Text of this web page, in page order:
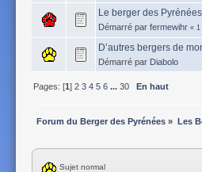
Le berger des
Démarré par fermewihr « 1
D’autres bergers de
Démarré par Diabolo
Pages: [1]2 3 4 5 6 ...30 En haut
Forum du Berger des Pyrénées » Les
Sujet normal